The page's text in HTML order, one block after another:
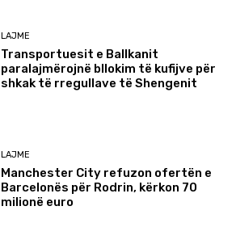
LAJME
Transportuesit e Ballkanit
paralajmërojnë bllokim të kufijve për
shkak të rregullave të Shengenit
LAJME
Manchester City refuzon ofertën e
Barcelonës për Rodrin, kërkon 70
milionë euro